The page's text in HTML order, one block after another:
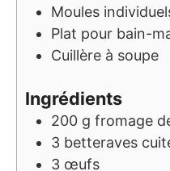
Moules
Plat pour bain-
Cuillère à soupe
Ingrédients
200 g fromage
3 betteraves
3 œufs